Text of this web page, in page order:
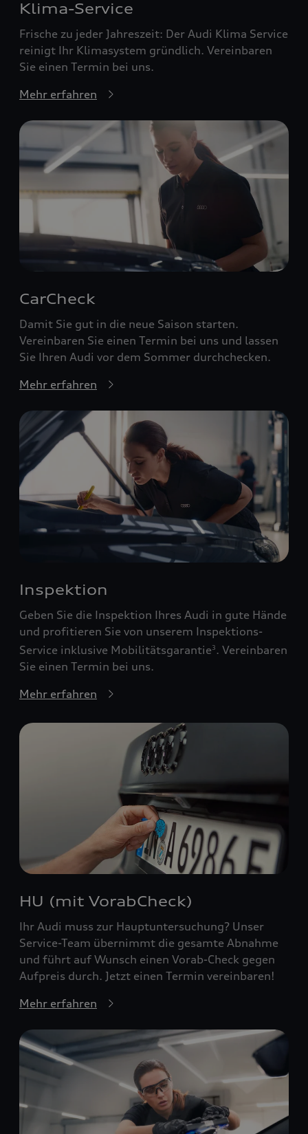
Klima-Service
Frische zu jeder Jahreszeit: Der Audi Klima Service
reinigt Ihr Klimasystem gründlich. Vereinbaren
Sie einen Termin bei uns.
Mehr erfahren
CarCheck
Damit Sie gut in die neue Saison starten.
Vereinbaren Sie einen Termin bei uns und lassen
Sie Ihren Audi vor dem Sommer durchchecken.
Mehr erfahren
Inspektion
Geben Sie die Inspektion Ihres Audi in gute Hände
und profitieren Sie von unserem Inspektions-
Service inklusive Mobilitätsgarantie3 . Vereinbaren
Sie einen Termin bei uns.
Mehr erfahren
HU (mit VorabCheck)
Ihr Audi muss zur Hauptuntersuchung? Unser
Service-Team übernimmt die gesamte Abnahme
und führt auf Wunsch einen Vorab-Check gegen
Aufpreis durch. Jetzt einen Termin vereinbaren!
Mehr erfahren